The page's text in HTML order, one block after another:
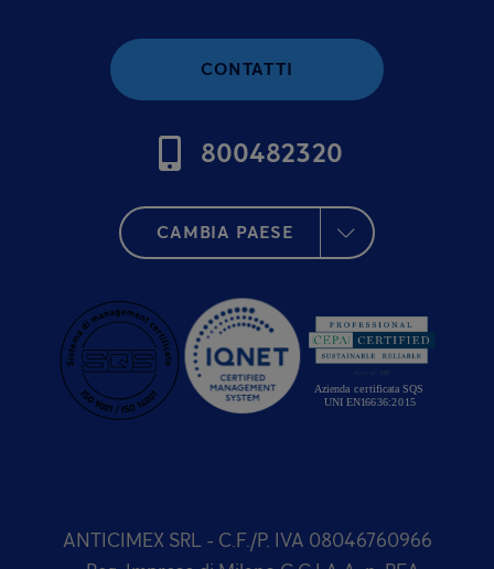
CONTATTI
800482320
CAMBIA PAESE
ANTICIMEX SRL - C.F./P. IVA 08046760966